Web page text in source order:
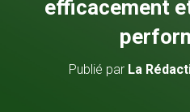
efficacement
Publié par La